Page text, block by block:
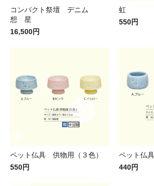
コンパクト祭壇 デニム
想 星
16,500円
虹
550円
ペット仏具 供物用（３色）
550円
ペット仏
440円